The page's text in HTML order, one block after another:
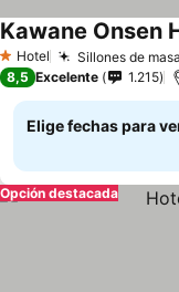
1 Estrellas
Hotel Sillones de
Kawane Onsen
8,5 Excelente 1.215
Elige fechas para
Opción destacada